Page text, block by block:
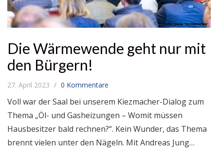
Die Wärmewende geht nur mit
den Bürgern!
27. April 2023 0 Kommentare
Voll war der Saal bei unserem Kiezmacher-Dialog zum
Thema „Öl- und Gasheizungen – Womit müssen
Hausbesitzer bald rechnen?“. Kein Wunder, das Thema
brennt vielen unter den Nägeln. Mit Andreas Jung…